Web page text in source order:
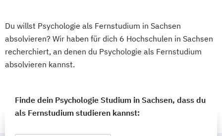
Du willst Psychologie als Fernstudium in Sachsen
absolvieren? Wir haben für dich 6 Hochschulen in Sachsen
recherchiert, an denen du Psychologie als Fernstudium
absolvieren kannst.
Finde dein Psychologie Studium in Sachsen, dass du
als Fernstudium studieren kannst: